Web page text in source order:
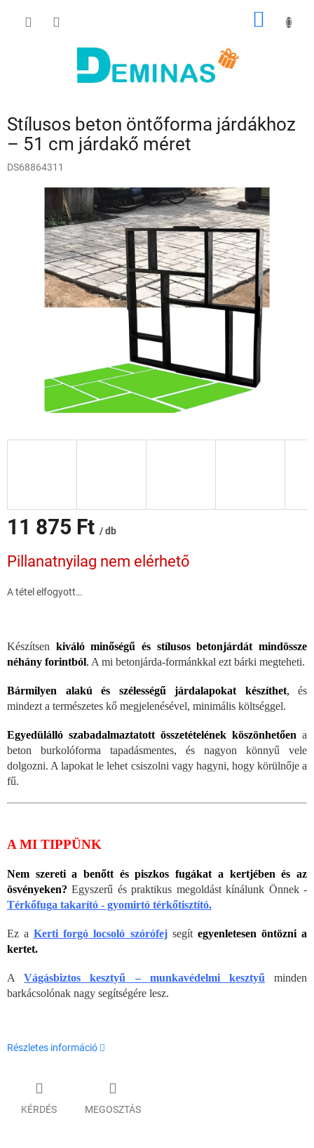
KOSÁR
Stílusos beton öntőforma járdákhoz
– 51 cm járdakő méret
DS68864311
11 875 Ft / db
Pillanatnyilag nem elérhető
A tétel elfogyott…
Készítsen kiváló minőségű és stílusos betonjárdát mindössze
néhány forintból. A mi betonjárda-formánkkal ezt bárki megteheti.
Bármilyen alakú és szélességű járdalapokat készíthet, és
mindezt a természetes kő megjelenésével, minimális költséggel.
Egyedülálló szabadalmaztatott összetételének köszönhetően a
beton burkolóforma tapadásmentes, és nagyon könnyű vele
dolgozni. A lapokat le lehet csiszolni vagy hagyni, hogy körülnője a
fű.
A MI TIPPÜNK
Nem szereti a benőtt és piszkos fugákat a kertjében és az
ösvényeken? Egyszerű és praktikus megoldást kínálunk Önnek -
Térkőfuga takarító - gyomirtó térkőtisztító.
Ez aKerti forgó locsoló szórófejsegít egyenletesen öntözni a
kertet.
AVágásbiztos kesztyű – munkavédelmi kesztyű minden
barkácsolónak nagy segítségére lesz.
Részletes információ
KÉRDÉS MEGOSZTÁS